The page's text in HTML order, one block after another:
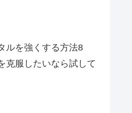
ルを強くする方法8
克服したいなら試して